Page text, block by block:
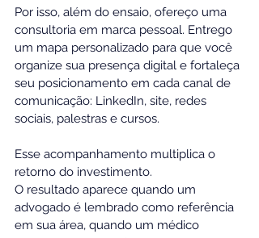
Por isso, além do ensaio, ofereço uma
consultoria em marca pessoal. Entrego
um mapa personalizado para que você
organize sua presença digital e fortaleça
seu posicionamento em cada canal de
comunicação: LinkedIn, site, redes
sociais, palestras e cursos.
Esse acompanhamento multiplica o
retorno do investimento.
O resultado aparece quando um
advogado é lembrado como referência
em sua área, quando um médico